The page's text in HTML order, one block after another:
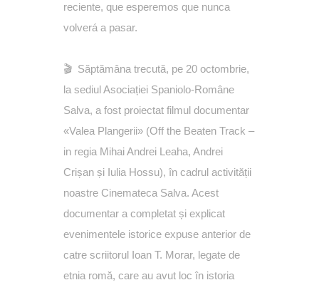
reciente, que esperemos que nunca
volverá a pasar.
🎬 Săptămâna trecută, pe 20 octombrie,
la sediul Asociației Spaniolo-Române
Salva, a fost proiectat filmul documentar
«Valea Plangerii» (Off the Beaten Track –
in regia Mihai Andrei Leaha, Andrei
Crișan și Iulia Hossu), în cadrul activității
noastre Cinemateca Salva. Acest
documentar a completat și explicat
evenimentele istorice expuse anterior de
catre scriitorul Ioan T. Morar, legate de
etnia romă, care au avut loc în istoria